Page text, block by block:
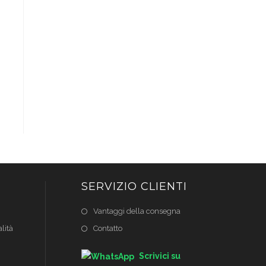
SERVIZIO CLIENTI
Vantaggi della consegna
Contatto
Scrivici su